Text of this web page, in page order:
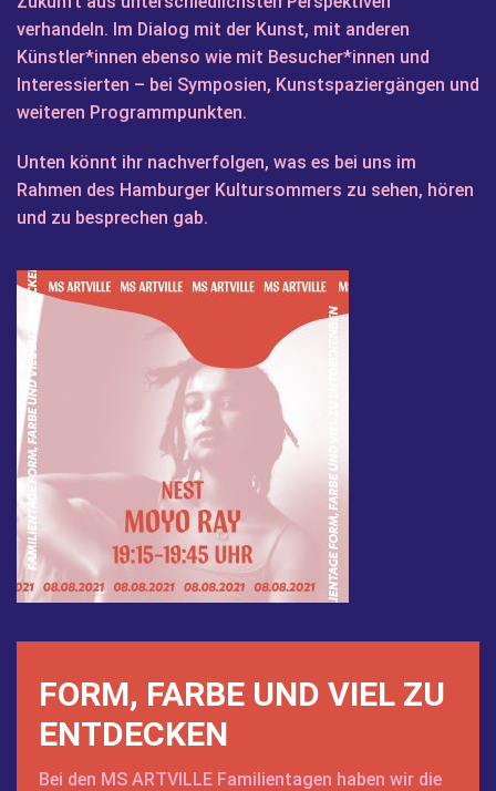
verhandeln. Im Dialog mit der Kunst, mit anderen
Künstler*innen ebenso wie mit Besucher*innen und
Interessierten – bei Symposien, Kunstspaziergängen und
weiteren Programmpunkten.
Unten könnt ihr nachverfolgen, was es bei uns im
Rahmen des Hamburger Kultursommers zu sehen, hören
und zu besprechen gab.
FORM, FARBE UND VIEL ZU
ENTDECKEN
Bei den MS ARTVILLE Familientagen haben wir die